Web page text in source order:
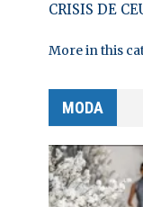
CRISIS DE
More in this
MODA